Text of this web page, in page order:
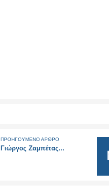
ΠΡΟΗΓΟΥΜΕΝΟ ΑΡΘΡΟ
Γιώργος Ζαμπέτας...